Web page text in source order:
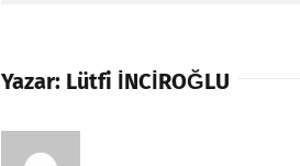
Yazar: Lütfi İNCİROĞLU